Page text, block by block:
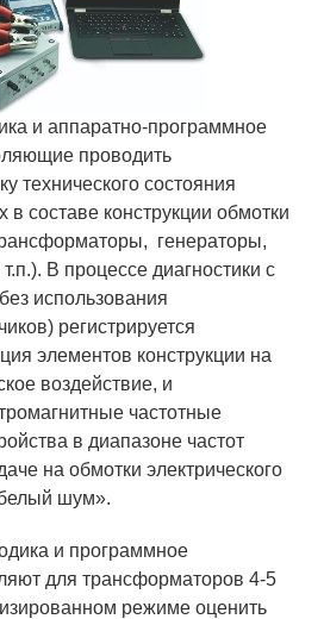
собственность
технологий
физике высоких
техническая
образование и
обучение)
продукции
и аппаратно-программное
проводить
технического состояния
составе конструкции обмотки
генераторы,
В процессе диагностики с
использования
регистрируется
элементов конструкции на
воздействие, и
частотные
в диапазоне частот
на обмотки электрического
шум».
и программное
для трансформаторов 4-5
режиме оценить